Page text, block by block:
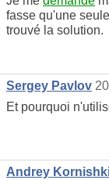
fasse qu'une
trouvé la solution.
Sergey Pavlov
Et pourquoi
Andrey